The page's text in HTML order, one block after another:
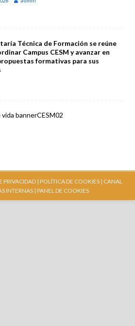
Técnica de Formación se reúne
Campus CESM y avanzar en
formativas para sus
PRIVACIDAD | POLÍTICA DE COOKIES | CANAL
INTERNAS| PANEL DE COOKIES